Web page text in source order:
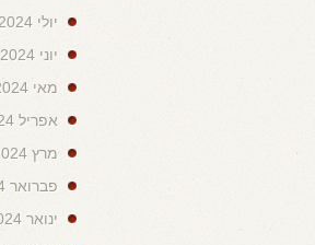
יולי 2024
יוני 2024
מאי 2024
אפריל 2024
מרץ 2024
פברואר 2024
ינואר 2024